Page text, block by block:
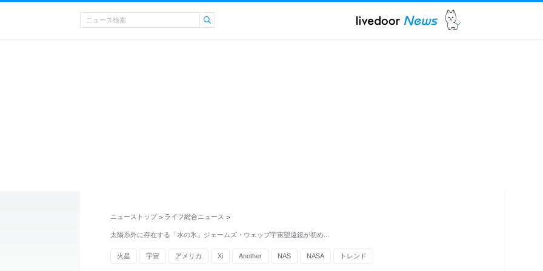
ニューストップ > ライフ総合ニュース >
太陽系外に存在する「水の氷」ジェームズ・ウェッブ宇宙望遠鏡が初め…
火星 宇宙 アメリカ Xi Another NAS NASA トレンド